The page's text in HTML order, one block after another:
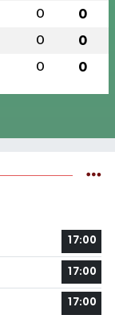
0 0
0 0
0 0
17:00
17:00
17:00